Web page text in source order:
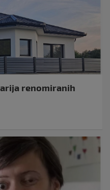
renomiranih